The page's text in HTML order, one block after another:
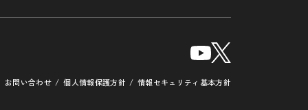
お問い合わせ 個人情報保護方針 情報セキュリティ基本方針